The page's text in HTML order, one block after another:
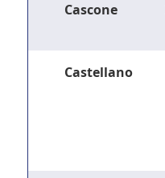
Cascone
Castellano